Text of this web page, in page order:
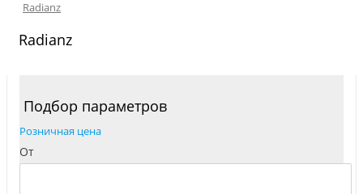
Radianz
Radianz
Подбор параметров
Розничная цена
От